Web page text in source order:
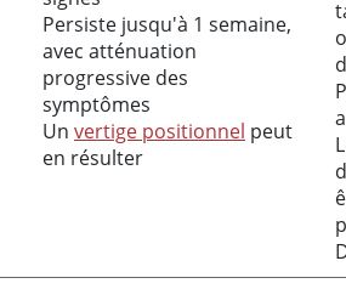
Persiste jusqu'à 1 semaine,
avec atténuation
progressive des
symptômes
Un vertige positionnel peut
en résulter